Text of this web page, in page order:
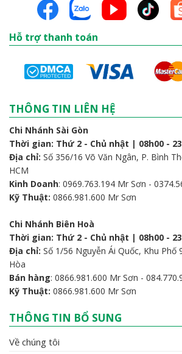
Hỗ trợ thanh toán
THÔNG TIN LIÊN HỆ
Chi Nhánh Sài Gòn
Thời gian: Thứ 2 - Chủ nhật | 08h00 -
Địa chỉ: Số 356/16 Võ Văn Ngân, P. Bình
HCM
Kinh Doanh: 0969.763.194 Mr Sơn -
Kỹ Thuật: 0866.981.600 Mr Sơn
Chi Nhánh Biên Hoà
Thời gian: Thứ 2 - Chủ nhật | 08h00 -
Địa chỉ: Số 1/56 Nguyễn Ái Quốc, Khu Phố
Hòa
Bán hàng: 0866.981.600 Mr Sơn -
Kỹ Thuật: 0866.981.600 Mr Sơn
THÔNG TIN BỔ SUNG
Về chúng tôi